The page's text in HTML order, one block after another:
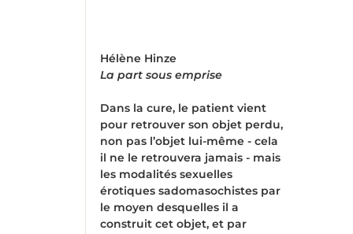
Hélène Hinze
La part sous emprise
Dans la cure, le patient vient
pour retrouver son objet perdu,
non pas l’objet lui-même - cela
il ne le retrouvera jamais - mais
les modalités sexuelles
érotiques sadomasochistes par
le moyen desquelles il a
construit cet objet, et par